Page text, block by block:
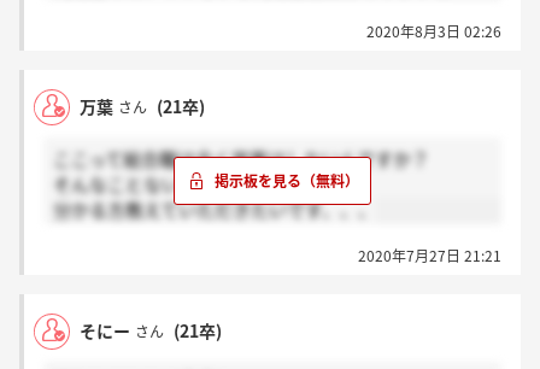
2020年8月3日 02:26
万葉 さん (21卒)
ここって総合職は全く営業はしないんですか？
そんなことないですよね？笑
分かる方教えていただきたいです、、、
2020年7月27日 21:21
そにー さん (21卒)